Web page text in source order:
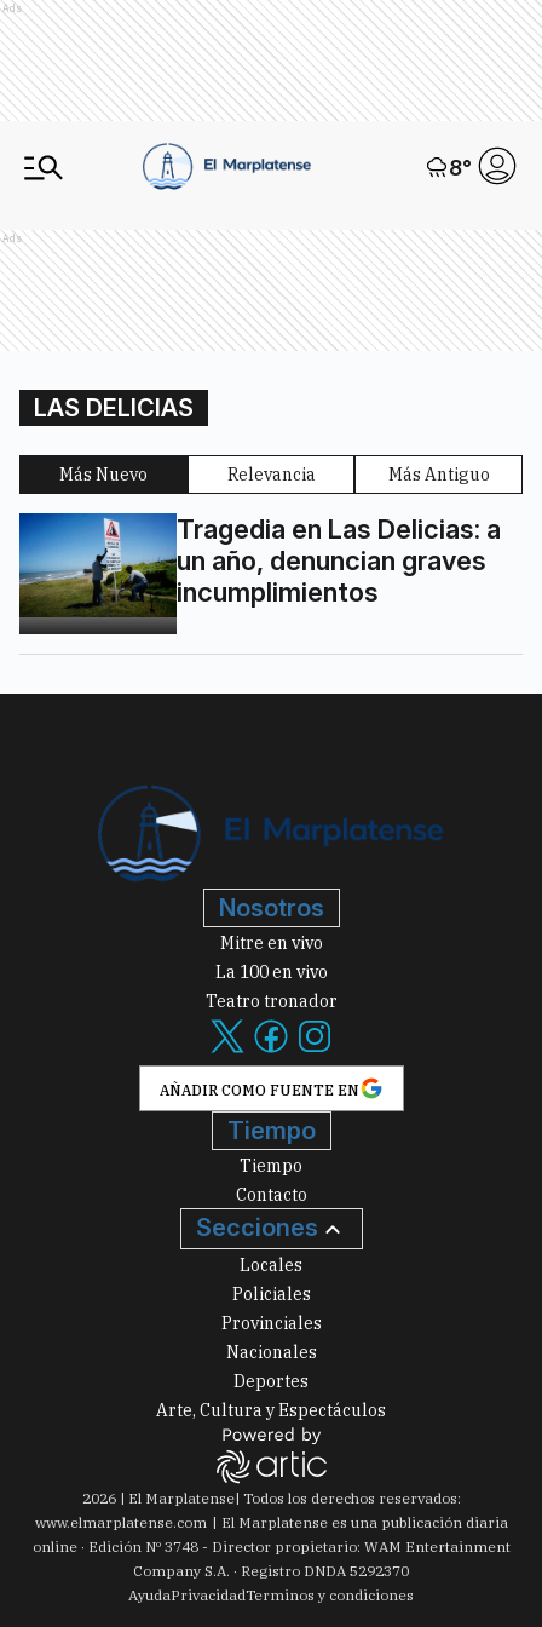
Ads
8°
Ads
LAS DELICIAS
Más Nuevo Relevancia Más Antiguo
Tragedia en Las Delicias: a
un año, denuncian graves
incumplimientos
Nosotros
Mitre en vivo
La 100 en vivo
Teatro tronador
AÑADIR COMO FUENTE EN
Tiempo
Tiempo
Contacto
Secciones
Locales
Policiales
Provinciales
Nacionales
Deportes
Arte, Cultura y Espectáculos
2026| El Marplatense| Todos los derechos reservados:
www.elmarplatense.com
El Marplatense es una publicación diaria
online · Edición Nº 3748- Director propietario: WAM Entertainment
Company S.A. · Registro DNDA 5292370
AyudaPrivacidadTerminos y condiciones